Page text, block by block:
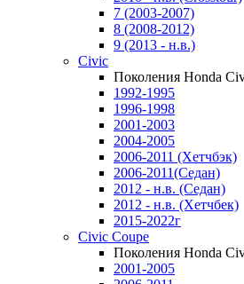
7 (2003-2007)
8 (2008-2012)
9 (2013 - н.в.)
Civic
Поколения Honda
1992-1995
1996-1998
2001-2003
2004-2005
2006-2011 (Хетчбэк)
2006-2011(Седан)
2012 - н.в. (Седан)
2012 - н.в. (Хетчбек)
2015-2022г
Civic Coupe
Поколения Honda
2001-2005